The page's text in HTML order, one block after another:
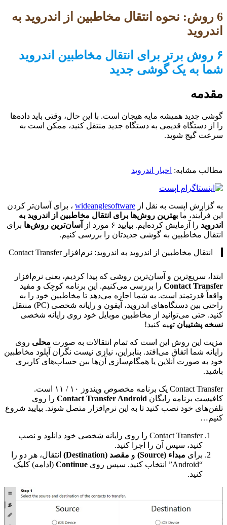
6 روش: نحوه انتقال مخاطبین از اندروید به
اندروید
۶ روش برتر برای انتقال مخاطبین اندروید
شما به یک گوشی جدید
مقدمه
گوشی جدید همیشه مایه هیجان است. با این حال، وقتی باید داده‌ها
را از دستگاه قدیمی به دستگاه جدید منتقل کنید، ممکن است به
سرعت گیج شوید.
مطالب مشابه: اخبار اندروید
به گزارش اپست به نقل از wideanglesoftware ، برای آسان‌تر کردن
این فرآیند، ما بهترین روش‌ها برای انتقال مخاطبین از اندروید به
اندروید را آزمایش کرده‌ایم. بیایید ۶ مورد از آسان‌ترین روش‌ها برای
انتقال مخاطبین به گوشی جدیدتان را بررسی کنیم.
انتقال مخاطبین از اندروید به اندروید: نرم‌افزار Contact Transfer
ابتدا، سریع‌ترین و آسان‌ترین روشی که پیدا کردیم، یعنی نرم‌افزار
Contact Transfer را بررسی می‌کنیم. این برنامه کوچک و مفید
واقعاً قدرتمند است. به شما اجازه می‌دهد تا مخاطبین خود را به
راحتی بین دستگاه‌های اندروید، آیفون و رایانه شخصی (PC) منتقل
کنید. حتی می‌توانید از مخاطبین موبایل خود روی رایانه شخصی
نسخه پشتیبان تهیه کنید!
مزیت این روش این است که تمام انتقالات به صورت محلی روی
رایانه شما اتفاق می‌افتد. بنابراین، نیازی نیست نگران آپلود مخاطبین
خود به صورت آنلاین یا همگام‌سازی آن‌ها بین حساب‌های کاربری
باشید.
Contact Transfer یک برنامه مخصوص ویندوز ۱۰ / ۱۱ است.
کافیست برنامه رایگان Contact Transfer Android را روی
تلفن‌های خود نصب کنید تا به این نرم‌افزار متصل شوند. بیایید شروع
کنیم…
Contact Transfer را روی رایانه شخصی خود دانلود و نصب
کنید، سپس آن را اجرا کنید.
برای مبداء (Source) و مقصد (Destination)
انتقال، هر دو را
“Android” انتخاب کنید. سپس روی
Continue (ادامه) کلیک
کنید.